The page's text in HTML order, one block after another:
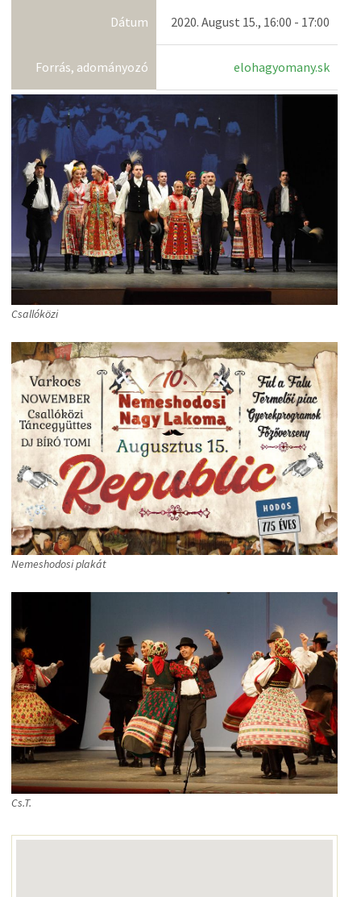
Dátum 2020. August 15., 16:00 - 17:00
Forrás, adományozó elohagyomany.sk
Csallóközi
Nemeshodosi plakát
Cs.T.